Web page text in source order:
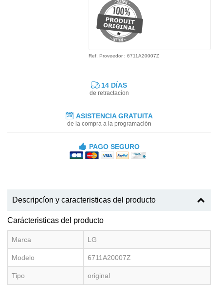
Ref. Proveedor : 6711A20007Z
14 DÍAS
de retractacíon
ASISTENCIA GRATUITA
de la compra a la programación
PAGO SEGURO
Descripcíon y caracteristicas del producto
Carácteristicas del producto
Marca LG
Modelo 6711A20007Z
Tipo original